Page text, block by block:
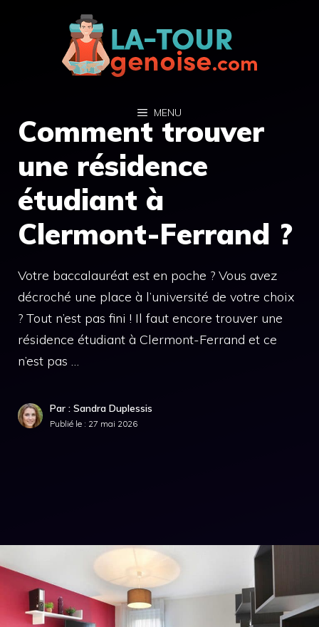
MENU
Comment trouver
une résidence
étudiant à
Clermont-Ferrand ?
Votre baccalauréat est en poche ? Vous avez
décroché une place à l’université de votre choix
? Tout n’est pas fini ! Il faut encore trouver une
résidence étudiant à Clermont-Ferrand et ce
n’est pas …
Par : Sandra Duplessis
Publié le : 27 mai 2026